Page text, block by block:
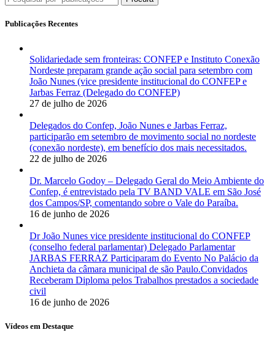
Publicações Recentes
Solidariedade sem fronteiras: CONFEP e Instituto Conexão
Nordeste preparam grande ação social para setembro com
João Nunes (vice presidente institucional do CONFEP e
Jarbas Ferraz (Delegado do CONFEP)
27 de julho de 2026
Delegados do Confep, João Nunes e Jarbas Ferraz,
participarão em setembro de movimento social no nordeste
(conexão nordeste), em benefício dos mais necessitados.
22 de julho de 2026
Dr. Marcelo Godoy – Delegado Geral do Meio Ambiente do
Confep, é entrevistado pela TV BAND VALE em São José
dos Campos/SP, comentando sobre o Vale do Paraíba.
16 de junho de 2026
Dr João Nunes vice presidente institucional do CONFEP
(conselho federal parlamentar) Delegado Parlamentar
JARBAS FERRAZ Participaram do Evento No Palácio da
Anchieta da câmara municipal de são Paulo.Convidados
Receberam Diploma pelos Trabalhos prestados a sociedade
civil
16 de junho de 2026
Vídeos em Destaque